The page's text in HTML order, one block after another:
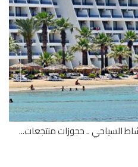
.. حجوزات منتجعات...